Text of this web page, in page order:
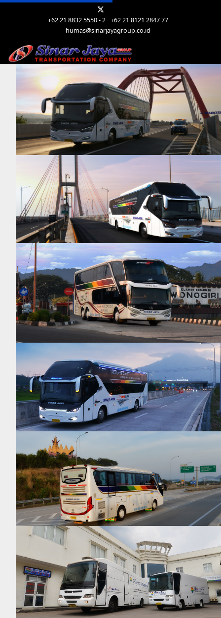
+62 21 8832 5550 - 2 +62 21 8121 2847 77
humas@sinarjayagroup.co.id